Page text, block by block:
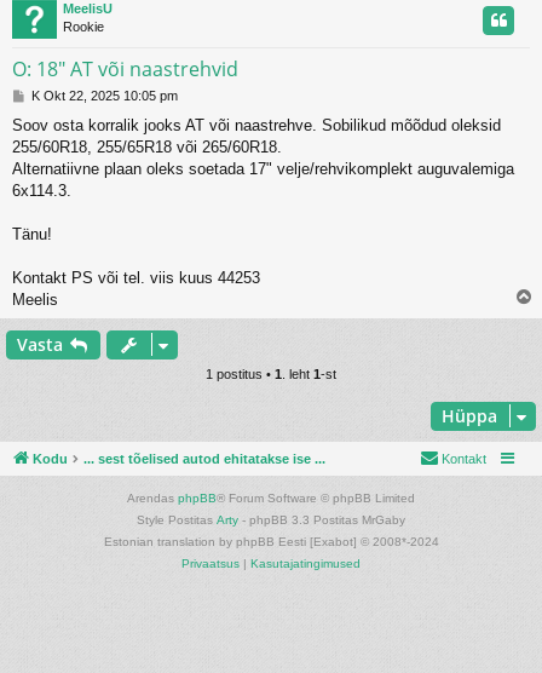
MeelisU
Rookie
O: 18" AT või naastrehvid
P
s
t
i
t
K Okt 22, 2025 10:05 pm
Soov osta korralik jooks AT või naastrehve. Sobilikud mõõdud oleksid
255/60R18, 255/65R18 või 265/60R18.
Alternatiivne plaan oleks soetada 17" velje/rehvikomplekt auguvalemiga
6x114.3.
Tänu!
Kontakt PS või tel. viis kuus 44253
Meelis
l
Vasta
1 postitus • 1 . leht 1-st
Hüppa
Kodu ... sest tõelised autod ehitatakse ise ... Kontakt
Arendas phpBB® Forum Software © phpBB Limited
Style Postitas Arty - phpBB 3.3 Postitas MrGaby
Estonian translation by phpBB Eesti [Exabot] © 2008*-2024
Privaatsus
Kasutajatingimused